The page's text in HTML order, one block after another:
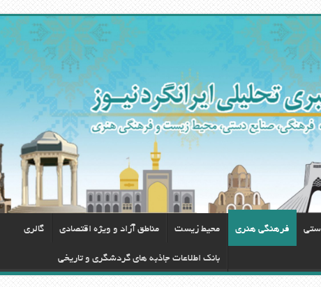
فرهنگی هنری محيط زيست مناطق آزاد و ویژه اقتصادی گالری
بانک اطلاعات جاذبه های گردشگری و تاریخی